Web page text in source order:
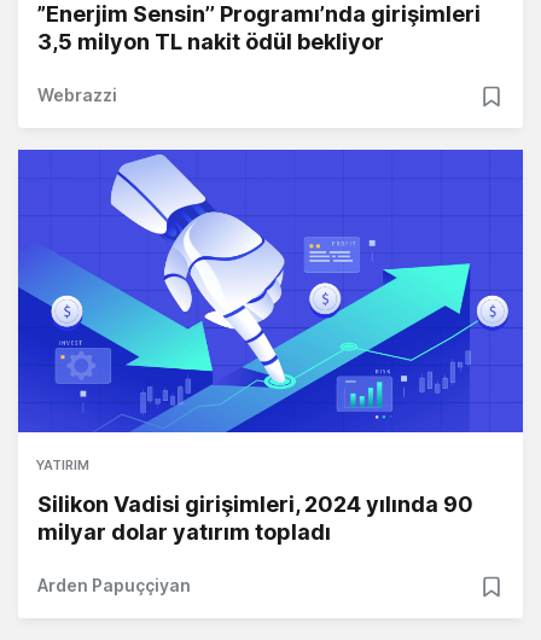
”Enerjim Sensin’’ Programı’nda girişimleri
3,5 milyon TL nakit ödül bekliyor
Webrazzi
YATIRIM
Silikon Vadisi girişimleri, 2024 yılında 90
milyar dolar yatırım topladı
Arden Papuççiyan